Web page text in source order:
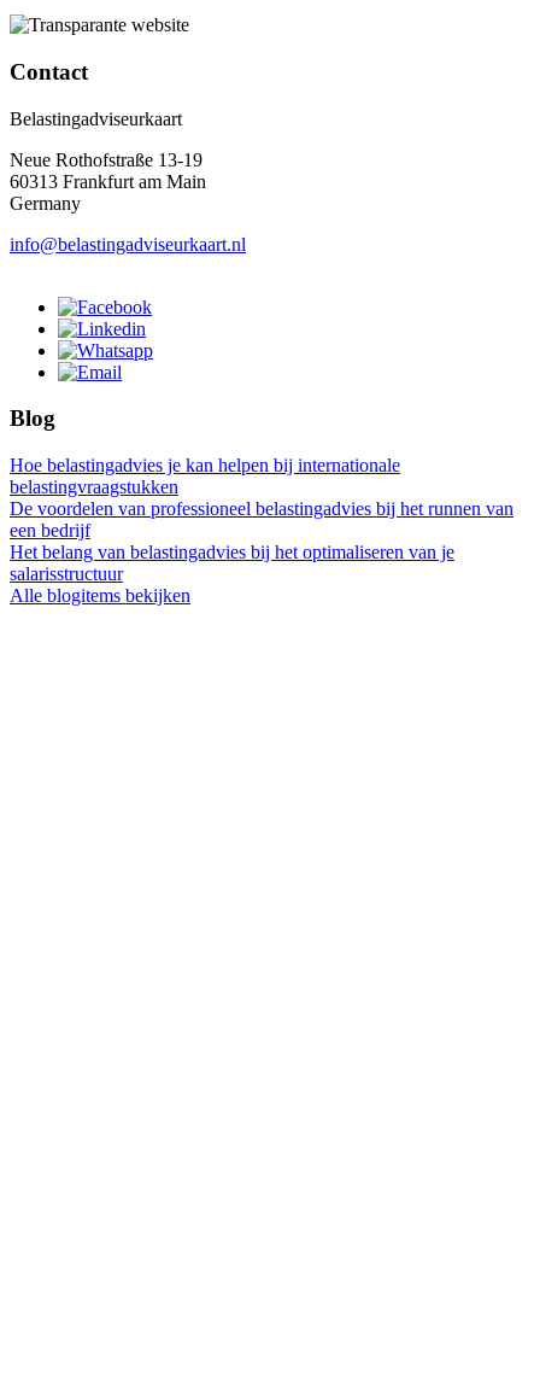
Contact
Belastingadviseurkaart
Neue Rothofstraße 13-19
60313 Frankfurt am Main
Germany
info@belastingadviseurkaart.nl
Blog
Hoe belastingadvies je kan helpen bij internationale
belastingvraagstukken
De voordelen van professioneel belastingadvies bij het runnen van
een bedrijf
Het belang van belastingadvies bij het optimaliseren van je
salarisstructuur
Alle blogitems bekijken